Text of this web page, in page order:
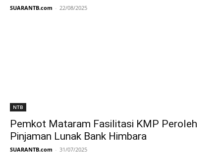
SUARANTB.com - 22/08/2025
NTB
Pemkot Mataram Fasilitasi KMP Peroleh
Pinjaman Lunak Bank Himbara
SUARANTB.com - 31/07/2025